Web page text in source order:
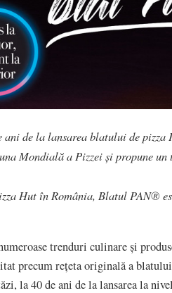
de la lansarea blatului de
Mondială a Pizzei și propune
Hut în România, Blatul PAN®
trenduri culinare și
precum rețeta originală a
la 40 de ani de la lansarea la